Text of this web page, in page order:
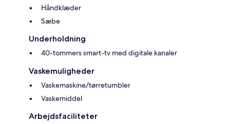
Håndklæder
Sæbe
Underholdning
40-tommers smart-tv med digitale kanaler
Vaskemuligheder
Vaskemaskine/tørretumbler
Vaskemiddel
Arbejdsfaciliteter